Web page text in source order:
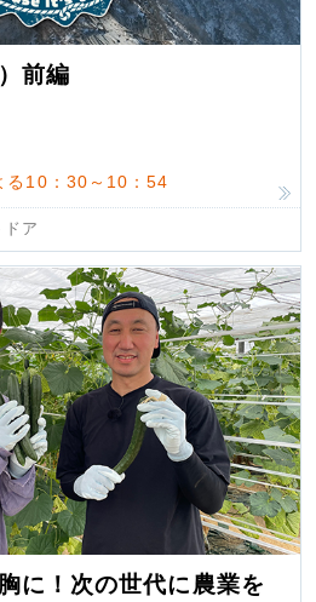
前編
る10：30～10：54
ドア
に！次の世代に農業を